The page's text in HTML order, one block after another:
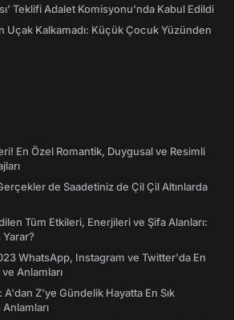
Teklifi Adalet Komisyonu'nda Kabul Edildi
Uçak Kalkamadı: Küçük Çocuk Yüzünden
En Özel Romantik, Duygusal ve Resimli
de Saadetiniz de Çil Çil Altınlarda
Tüm Etkileri, Enerjileri ve Şifa Alanları:
WhatsApp, Instagram ve Twitter'da En
Anlamları
A'dan Z'ye Gündelik Hayatta En Sık